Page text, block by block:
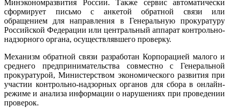
Минэкономразвития России. Также сервис автоматически
сформирует письмо с анкетой обратной связи или
обращением для направления в Генеральную прокуратуру
Российской Федерации или центральный аппарат контрольно-
надзорного органа, осуществлявшего проверку.
Механизм обратной связи разработан Корпорацией малого и
среднего предпринимательства совместно с Генеральной
прокуратурой, Министерством экономического развития при
участии контрольно-надзорных органов для сбора в онлайн-
режиме и анализа информации о нарушениях при проведении
проверок.